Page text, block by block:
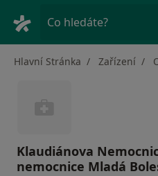
Co hledáte?
Hlavní Stránka Zařízení
Klaudiánova
nemocnice Mladá